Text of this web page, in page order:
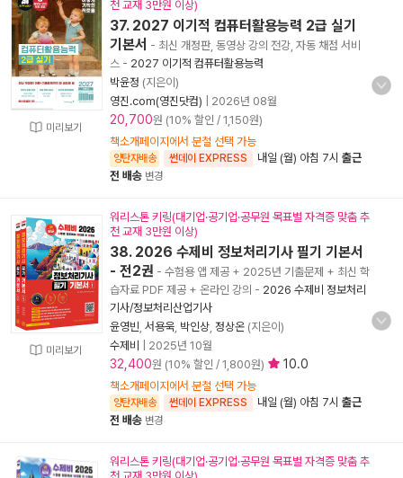
미리보기
천 교재 3만원 이상)
37. 2027 이기적 컴퓨터활용능력 2급 실기
기본서 - 최신 개정판, 동영상 강의 전강, 자동 채점 서비
스 - 2027 이기적 컴퓨터활용능력
박윤정 (지은이)
영진.com(영진닷컴)
2026년 08월
20,700원 (10% 할인 / 1,150원)
책소개페이지에서 분철 선택 가능
양탄자배송 썬데이 EXPRESS 내일 (월) 아침 7시 출근
전 배송 변경
미리보기
워리스톤 키링(대기업·공기업·공무원 목표별 자격증 맞춤 추
천 교재 3만원 이상)
38. 2026 수제비 정보처리기사 필기 기본서
- 전2권 - 수험용 앱 제공 + 2025년 기출문제 + 최신 학
습자료 PDF 제공 + 온라인 강의 - 2026 수제비 정보처리
기사/정보처리산업기사
윤영빈 서용욱 박인상 정상온 (지은이)
수제비
2025년 10월
32,400원 (10% 할인 / 1,800원) 10.0
책소개페이지에서 분철 선택 가능
양탄자배송 썬데이 EXPRESS 내일 (월) 아침 7시 출근
전 배송 변경
워리스톤 키링(대기업·공기업·공무원 목표별 자격증 맞춤 추